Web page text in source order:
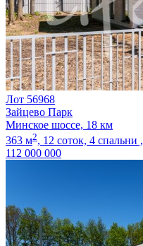
Лот 56968
Зайцево Парк
Минское шоссе, 18 км
363 м2, 12 соток, 4 спальни ,
112 000 000